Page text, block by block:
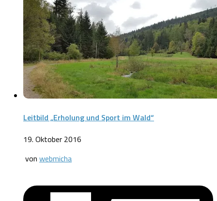
Leitbild „Erholung und Sport im Wald“
19. Oktober 2016
von webmicha